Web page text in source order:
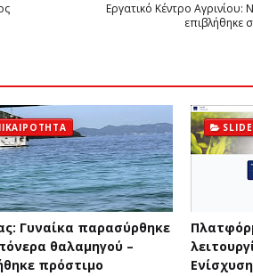
Εργατικό Κέντρο
επιβλήθηκε
Γυναίκα παρασύρθηκε
θαλαμηγού –
πρόστιμο